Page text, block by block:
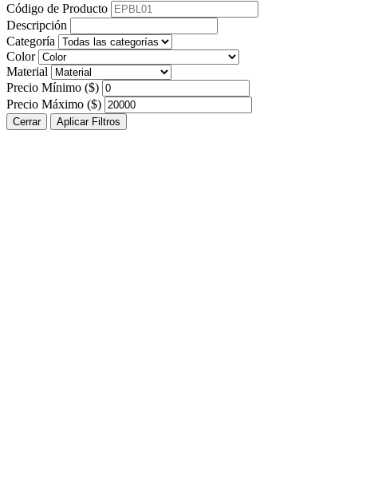
Código de Producto
Descripción
Categoría
Color
Material
Precio Mínimo ($)
Precio Máximo ($)
Cerrar Aplicar Filtros